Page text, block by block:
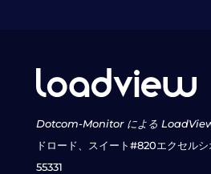
Dotcom-Monitor による
ドロード、スイート#820エクセル
55331